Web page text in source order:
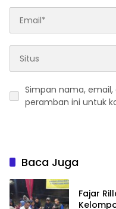
Simpan nama,
peramban ini untuk
Baca Juga
Fajar